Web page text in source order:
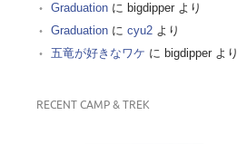
Graduationに bigdipperより
Graduationに cyu2より
五竜が好きなワケ に bigdipperより
RECENT CAMP & TREK